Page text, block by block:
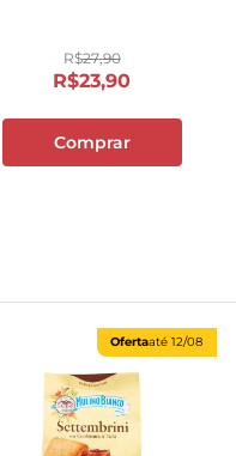
R$27,90
R$23,90
Comprar
Ofertaaté12/08